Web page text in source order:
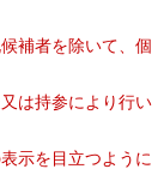
補者を除いて、個
は持参により行い
示を目立つように